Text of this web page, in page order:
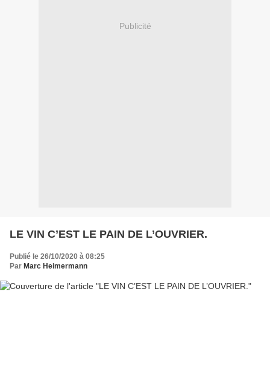
Publicité
LE VIN C’EST LE PAIN DE L’OUVRIER.
Publié le 26/10/2020 à 08:25
Par Marc Heimermann